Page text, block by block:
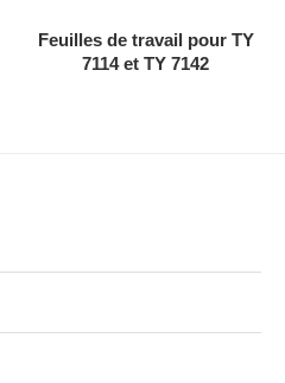
AJOUTER AU DEVIS
Feuilles de travail pour TY
7114 et TY 7142